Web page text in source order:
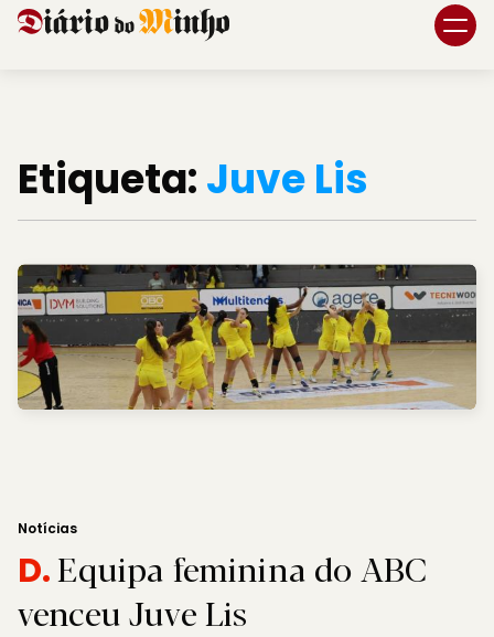
Etiqueta:Juve Lis
Notícias
D.Equipa feminina do ABC
venceu Juve Lis